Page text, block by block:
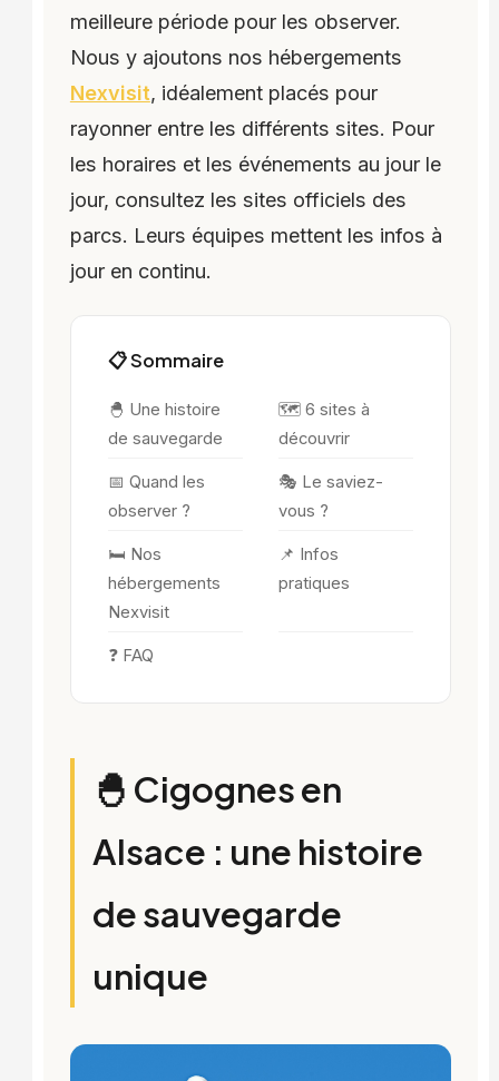
meilleure période pour les observer.
Nous y ajoutons nos hébergements
Nexvisit, idéalement placés pour
rayonner entre les différents sites. Pour
les horaires et les événements au jour le
jour, consultez les sites officiels des
parcs. Leurs équipes mettent les infos à
jour en continu.
📋 Sommaire
🐣 Une histoire
de sauvegarde
🗺️ 6 sites à
découvrir
📅 Quand les
observer ?
🎭 Le saviez-
vous ?
🛏️ Nos
hébergements
Nexvisit
📌 Infos
pratiques
❓ FAQ
🐣 Cigognes en
Alsace : une histoire
de sauvegarde
unique